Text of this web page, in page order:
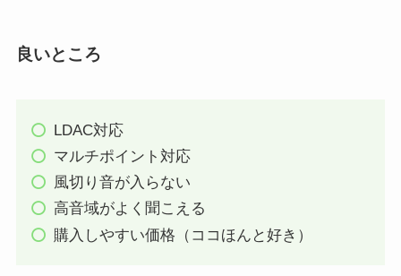
良いところ
LDAC対応
マルチポイント対応
風切り音が入らない
高音域がよく聞こえる
購入しやすい価格（ココほんと好き）